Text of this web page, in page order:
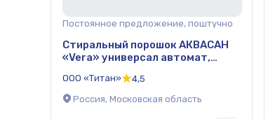
Постоянное предложение, поштучно
Стиральный порошок АКВАСАН
«Vera» универсал автомат,
ООО «Титан»
4,5
Россия, Московская область